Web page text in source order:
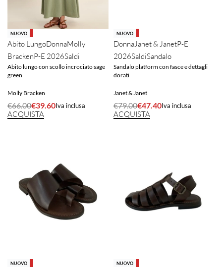
-40% OFF
NUOVO
Abito LungoDonnaMolly
BrackenP-E 2026Saldi
Abito lungo con scollo incrociato sage
green
Molly Bracken
€66.00€39.60Iva inclusa
ACQUISTA
-40% OFF
NUOVO
DonnaJanet & JanetP-E
2026SaldiSandalo
Sandalo platform con fasce e dettagli
dorati
Janet & Janet
€79.00€47.40Iva inclusa
ACQUISTA
-40% OFF
NUOVO -40% OFF
NUOVO